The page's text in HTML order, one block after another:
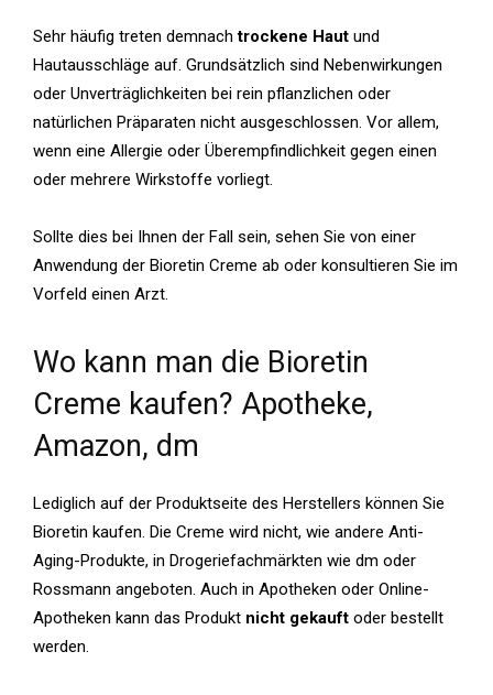
Sehr häufig treten demnachtrockene Haut und
Hautausschläge auf. Grundsätzlich sind Nebenwirkungen
oder Unverträglichkeiten bei rein pflanzlichen oder
natürlichen Präparaten nicht ausgeschlossen. Vor allem,
wenn eine Allergie oder Überempfindlichkeit gegen einen
oder mehrere Wirkstoffe vorliegt.
Sollte dies bei Ihnen der Fall sein, sehen Sie von einer
Anwendung der Bioretin Creme ab oder konsultieren Sie im
Vorfeld einen Arzt.
Wo kann man die Bioretin
Creme kaufen? Apotheke,
Amazon, dm
Lediglich auf der Produktseite des Herstellers können Sie
Bioretin kaufen. Die Creme wird nicht, wie andere Anti-
Aging-Produkte, in Drogeriefachmärkten wie dm oder
Rossmann angeboten. Auch in Apotheken oder Online-
Apotheken kann das Produkt nicht gekauft oder bestellt
werden.